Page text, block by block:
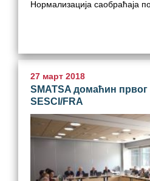
Нормализација саобраћаја
27 март 2018
SMATSA домаћин првог
SESCI/FRA